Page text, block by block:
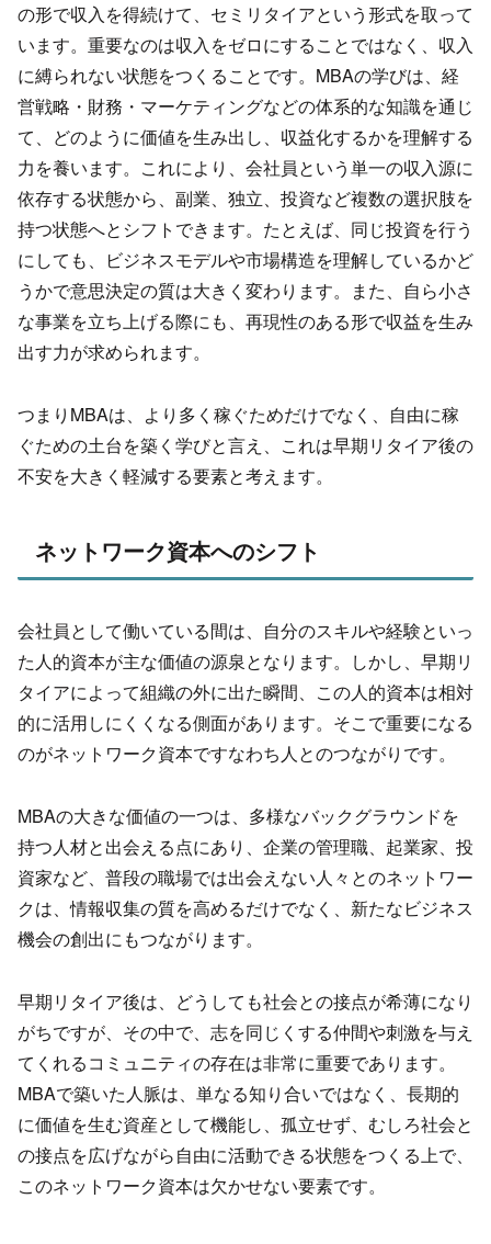
の形で収入を得続けて、セミリタイアという形式を取って
います。重要なのは収入をゼロにすることではなく、 収入
に縛られない状態をつくることです。MBAの学びは、経
営戦略・財務・ マーケティングなどの体系的な知識を通じ
て、 どのように価値を生み出し、収益化するかを理解する
力を養います。これにより、 会社員という単一の収入源に
依存する状態から、副業、独立、 投資など複数の選択肢を
持つ状態へとシフトできます。たとえば、 同じ投資を行う
にしても、
ビジネスモデルや市場構造を理解しているかど
うかで意思決定の質は大きく変わります。また、 自ら小さ
な事業を立ち上げる際にも、 再現性のある形で収益を生み
出す力が求められます。
つまりMBAは、より多く稼ぐためだけでなく、 自由に稼
ぐための土台を築く学びと言え、 これは早期リタイア後の
不安を大きく軽減する要素と考えます。
ネットワーク資本へのシフト
会社員として働いている間は、 自分のスキルや経験といっ
た人的資本が主な価値の源泉となります。しかし、早期リ
タイアによって組織の外に出た瞬間、 この人的資本は相対
的に活用しにくくなる側面があります。そこで重要になる
のがネットワーク資本ですなわち人とのつながり です。
MBAの大きな価値の一つは、 多様なバックグラウンドを
持つ人材と出会える点にあり、 企業の管理職、起業家、投
資家など、普段の職場では出会えない人々とのネットワー
クは、情報収集の質を高めるだけでなく、 新たなビジネス
機会の創出にもつながります。
早期リタイア後は、 どうしても社会との接点が希薄になり
がちですが、その中で、 志を同じくする仲間や刺激を与え
てくれるコミュニティの存在は非常に重要であります。
MBAで築いた人脈は、単なる知り合いではなく、 長期的
に価値を生む資産として機能し、孤立せず、 むしろ社会と
の接点を広げながら自由に活動できる状態をつくる上で、
このネットワーク資本は欠かせない要素です。